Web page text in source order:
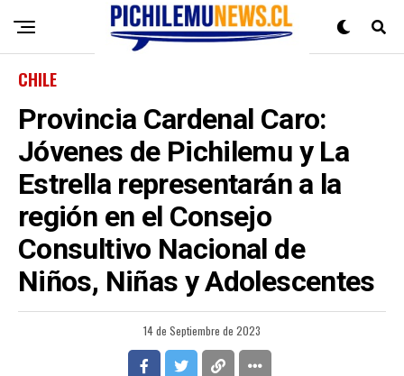
CHILE
Provincia Cardenal Caro:
Jóvenes de Pichilemu y La
Estrella representarán a la
región en el Consejo
Consultivo Nacional de
Niños, Niñas y Adolescentes
14 de Septiembre de 2023